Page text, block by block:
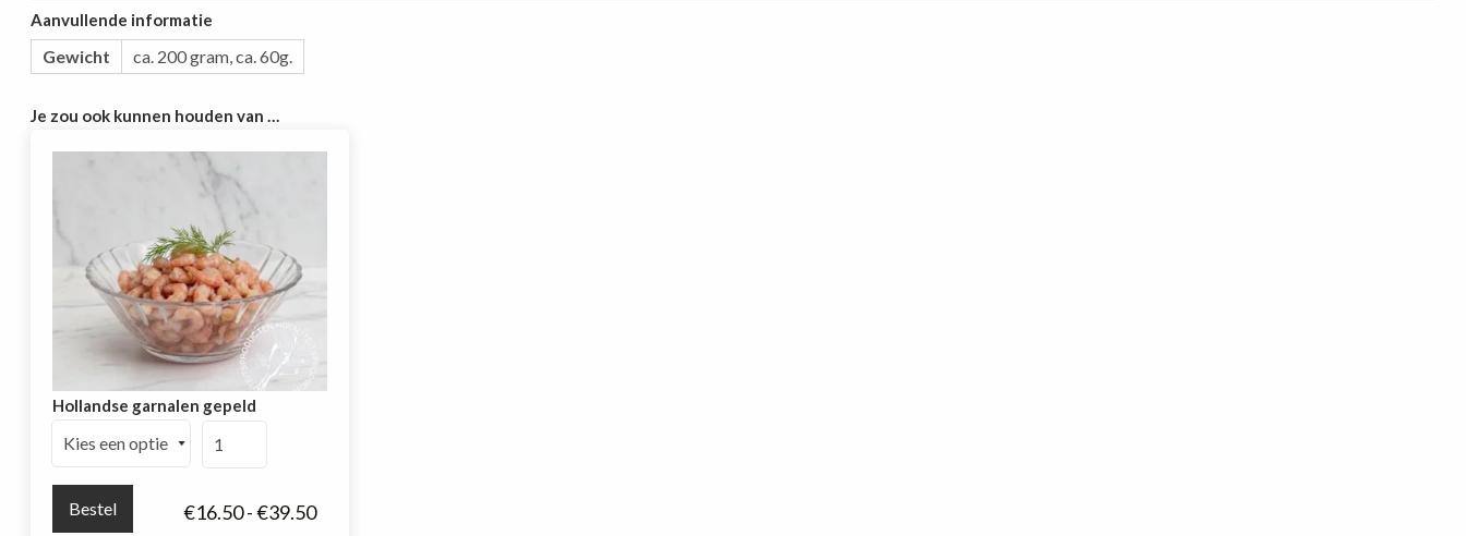
Aanvullende informatie
Gewicht ca. 200 gram,ca. 60g.
Je zou ook kunnen houden van …
Hollandse garnalen gepeld
€16.50-€39.50Prijsklasse:
aantal
Bestel